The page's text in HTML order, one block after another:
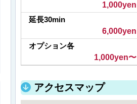
1,000yen
延長30min
6,000yen
オプション各
1,000yen〜
アクセスマップ